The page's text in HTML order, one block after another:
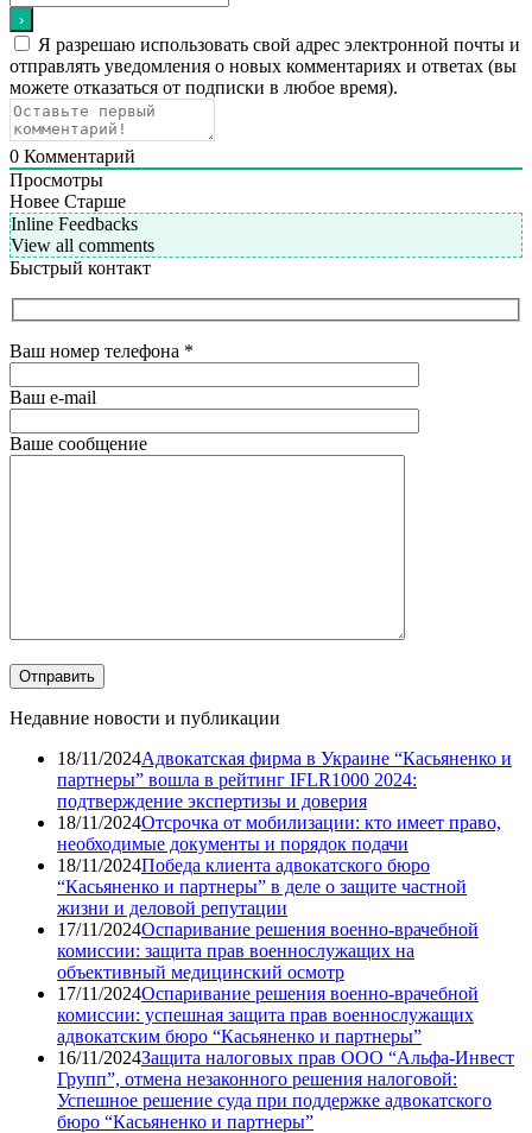
Я разрешаю использовать свой адрес электронной почты и
отправлять уведомления о новых комментариях и ответах (вы
можете отказаться от подписки в любое время).
0 Комментарий
Просмотры
Новее Старше
Inline Feedbacks
View all comments
Быстрый контакт
Ваш номер телефона *
Ваш e-mail
Ваше сообщение
Недавние новости и публикации
18/11/2024Адвокатская фирма в Украине “Касьяненко и
партнеры” вошла в рейтинг IFLR1000 2024:
подтверждение экспертизы и доверия
18/11/2024Отсрочка от мобилизации: кто имеет право,
необходимые документы и порядок подачи
18/11/2024Победа клиента адвокатского бюро
“Касьяненко и партнеры” в деле о защите частной
жизни и деловой репутации
17/11/2024Оспаривание решения военно-врачебной
комиссии: защита прав военнослужащих на
объективный медицинский осмотр
17/11/2024Оспаривание решения военно-врачебной
комиссии: успешная защита прав военнослужащих
адвокатским бюро “Касьяненко и партнеры”
16/11/2024Защита налоговых прав ООО “Альфа-Инвест
Групп”, отмена незаконного решения налоговой:
Успешное решение суда при поддержке адвокатского
бюро “Касьяненко и партнеры”